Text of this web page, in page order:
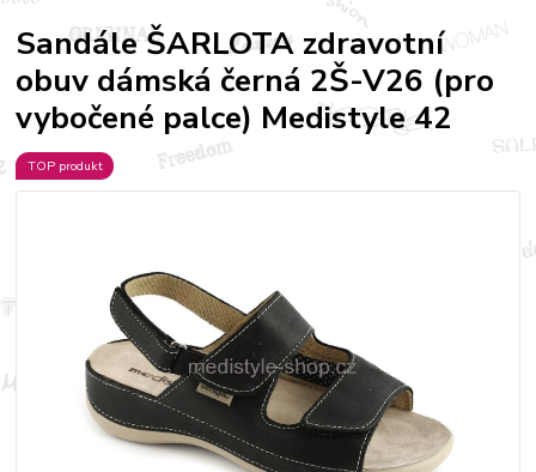
Sandále ŠARLOTA zdravotní
obuv dámská černá 2Š-V26 (pro
vybočené palce) Medistyle 42
TOP produkt